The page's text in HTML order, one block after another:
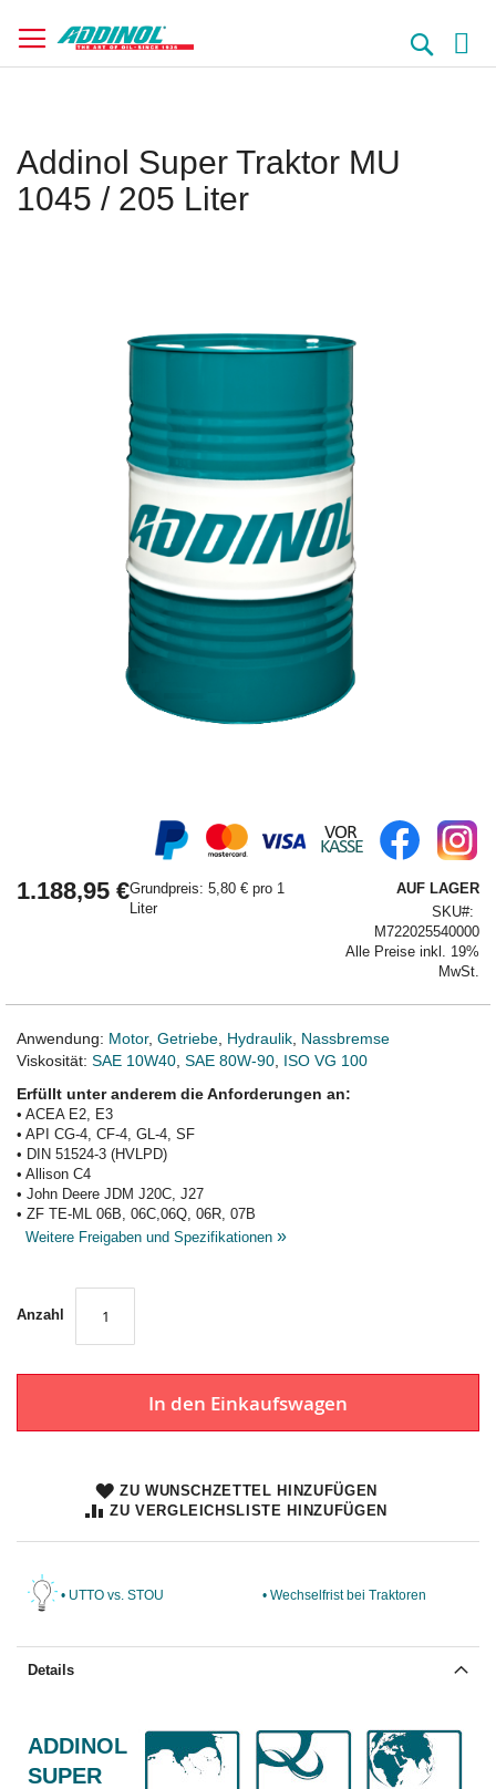
zum
Inhalt
Suche
Addinol Super Traktor MU
1045 / 205 Liter
1.188,95 €Grundpreis: 5,80 € pro 1
Liter
AUF LAGER
SKU
M722025540000
Alle Preise inkl. 19%
MwSt.
Anwendung: Motor, Getriebe Hydraulik Nassbremse
Viskosität: SAE 10W40 SAE 80W-90 ISO VG 100
Erfüllt unter anderem die Anforderungen an:
• ACEA E2, E3
• API CG-4, CF-4, GL-4, SF
• DIN 51524-3 (HVLPD)
• Allison C4
• John Deere JDM J20C, J27
• ZF TE-ML 06B, 06C,06Q, 06R, 07B
Weitere Freigaben und Spezifikationen »
Anzahl
In den Einkaufswagen
ZU WUNSCHZETTEL HINZUFÜGEN
ZU VERGLEICHSLISTE HINZUFÜGEN
• UTTO vs. STOU • Wechselfrist bei Traktoren
der
Bildergalerie
Details
ADDINOL
SUPER